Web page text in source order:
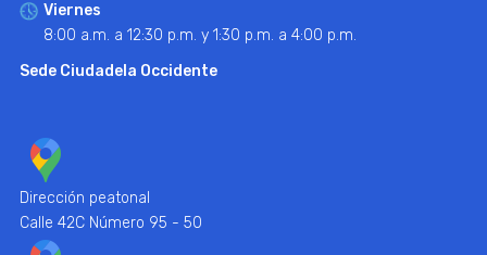
Viernes
8:00 a.m. a 12:30 p.m. y 1:30 p.m. a 4:00 p.m.
Sede Ciudadela Occidente
Dirección peatonal
Calle 42C Número 95 - 50